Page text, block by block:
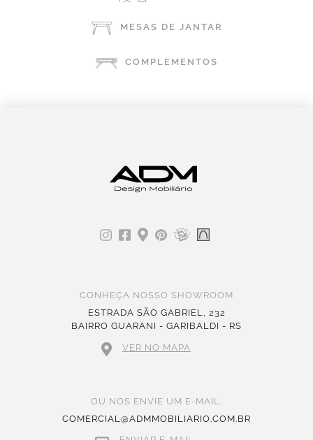
MESAS DE JANTAR
COMPLEMENTOS
CONHEÇA NOSSO SHOWROOM
ESTRADA SÃO GABRIEL, 232
BAIRRO GUARANI - GARIBALDI - RS
VER NO MAPA
OU NOS ENVIE UM E-MAIL:
COMERCIAL@ADMMOBILIARIO.COM.BR